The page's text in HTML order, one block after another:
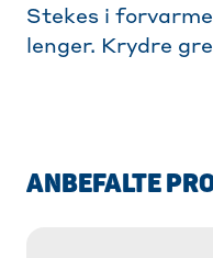
Stekes i
lenger. Krydre
ANBEFALTE